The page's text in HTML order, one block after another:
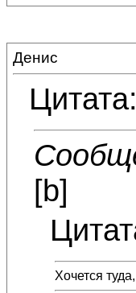
Денис
Цитата:
[b]
Хочется